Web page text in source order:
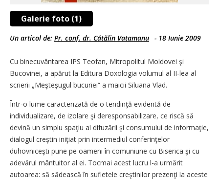
Galerie foto (1)
Un articol de: Pr. conf. dr. Cătălin Vatamanu - 18 Iunie 2009
Cu binecuvântarea IPS Teofan, Mitropolitul Moldovei şi
Bucovinei, a apărut la Editura Doxologia volumul al II-lea al
scrierii „Meşteşugul bucuriei“ a maicii Siluana Vlad.
Într-o lume caracterizată de o tendinţă evidentă de
individualizare, de izolare şi deresponsabilizare, ce riscă să
devină un simplu spaţiu al difuzării şi consumului de informaţie,
dialogul creştin iniţiat prin intermediul conferinţelor
duhovniceşti pune pe oameni în comuniune cu Biserica şi cu
adevărul mântuitor al ei. Tocmai acest lucru l-a urmărit
autoarea: să sădească în sufletele creştinilor prezenţi la aceste